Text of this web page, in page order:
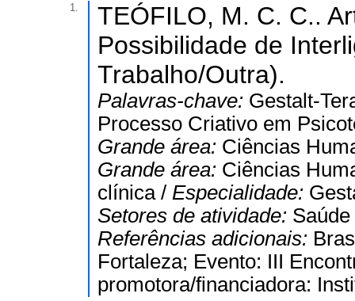
1.
TEÓFILO, M. C. C..
Possibilidade de
Trabalho/Outra).
Palavras-chave: Gestalt-
Processo Criativo em
Grande área: Ciências
Grande área: Ciências
clínica / Especialidade:
Setores de atividade:
Referências adicionais:
Fortaleza; Evento: III
promotora/financiadora: